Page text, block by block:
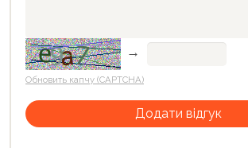
→
Обновить капчу (CAPTCHA)